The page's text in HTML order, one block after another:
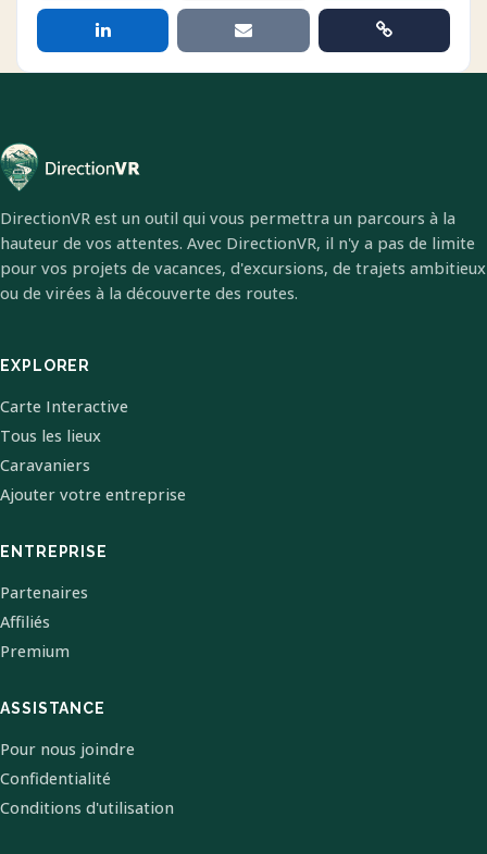
DirectionVR est un outil qui vous permettra un parcours à la
hauteur de vos attentes. Avec DirectionVR, il n'y a pas de limite
pour vos projets de vacances, d'excursions, de trajets ambitieux
ou de virées à la découverte des routes.
EXPLORER
Carte Interactive
Tous les lieux
Caravaniers
Ajouter votre entreprise
ENTREPRISE
Partenaires
Affiliés
Premium
ASSISTANCE
Pour nous joindre
Confidentialité
Conditions d'utilisation